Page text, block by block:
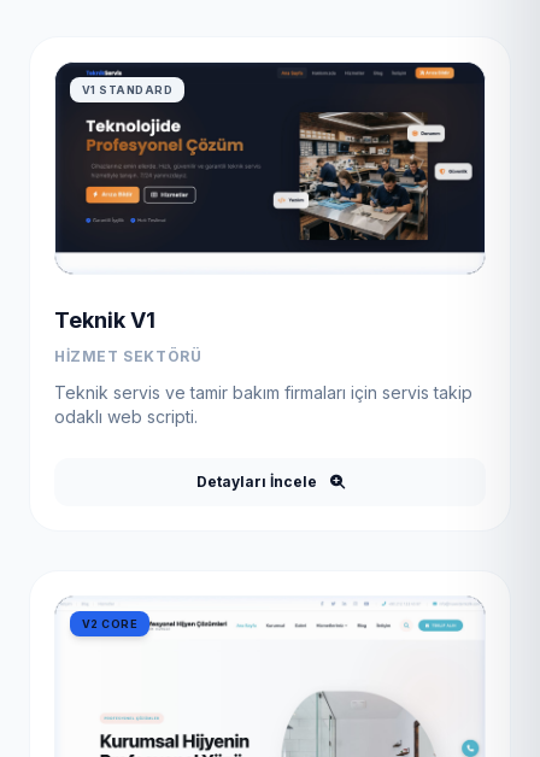
V1 STANDARD
Teknik V1
HIZMET SEKTÖRÜ
Teknik servis ve tamir bakım firmaları için servis takip
odaklı web scripti.
Detayları İncele
V2 CORE